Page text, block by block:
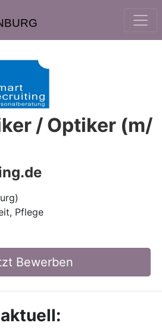
/ Optiker (m/
Pflege
Bewerben